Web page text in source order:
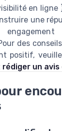
en ligne
une
des
positif,
rédiger un